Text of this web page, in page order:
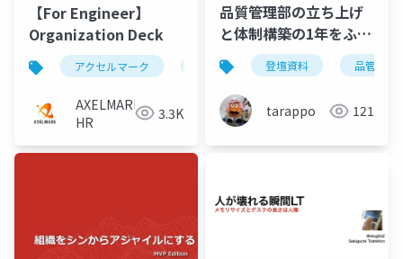
【For Engineer】
Organization Deck
アクセルマーク 採用ピッチ資料 会社紹介
AXELMARK
HR
3.3K
品質管理部の立ち上げ
と体制構築の1年をふり
かえる（LT版）
登壇資料 品管
tarappo 121